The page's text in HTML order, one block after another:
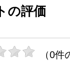
の評価
（0件